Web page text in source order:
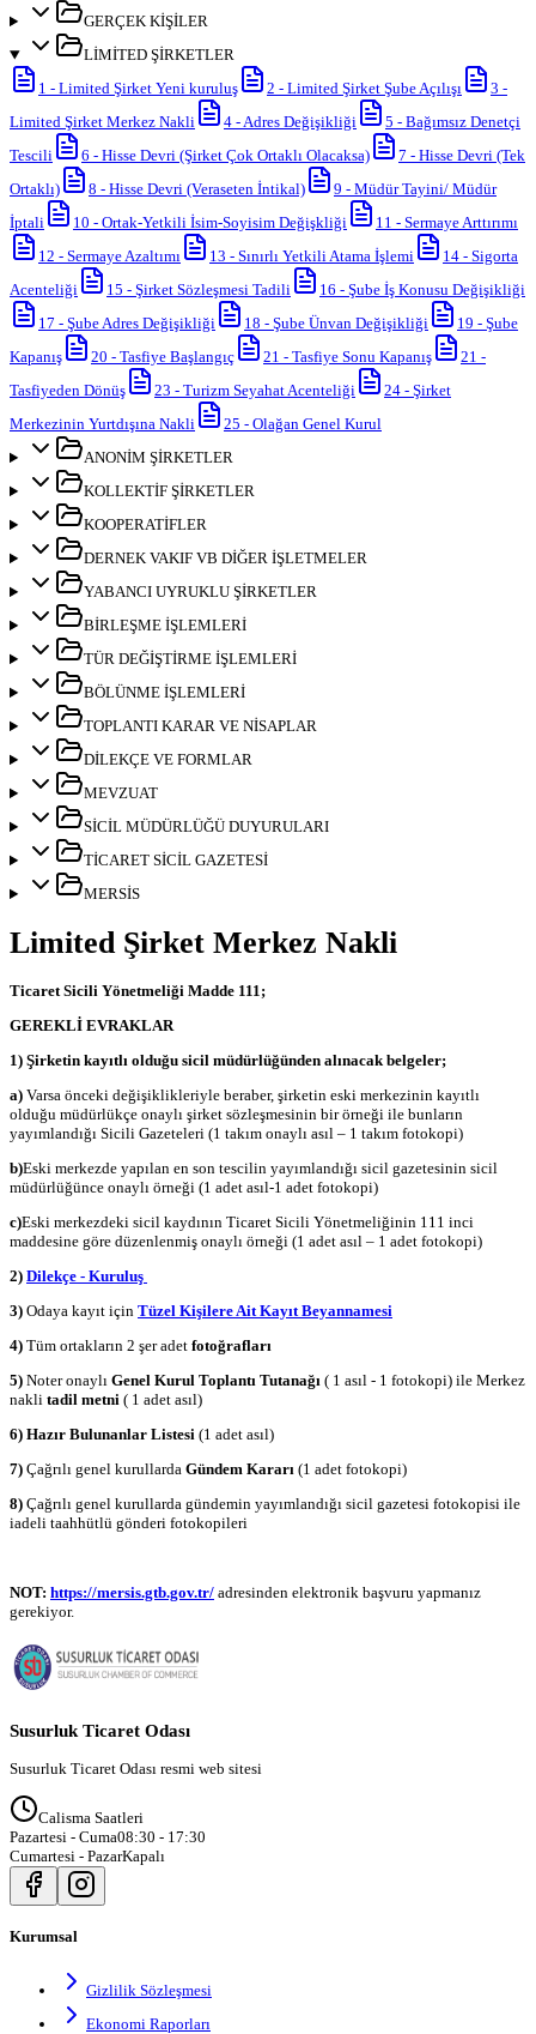
GERÇEK KİŞİLER
LİMİTED ŞİRKETLER
1 - Limited Şirket Yeni kuruluş 2 - Limited Şirket Şube Açılışı 3 -
Limited Şirket Merkez Nakli
4 -Adres Değişikliği 5 - Bağımsız Denetçi
Tescili
6 - Hisse Devri (Şirket Çok Ortaklı Olacaksa) 7 - Hisse Devri (Tek
Ortaklı)
8 - Hisse Devri (Veraseten İntikal) 9 - Müdür Tayini/ Müdür
İptali
10 - Ortak-Yetkili İsim-Soyisim Değişkliği 11 - Sermaye Arttırımı
12 - Sermaye Azaltımı 13 - Sınırlı Yetkili Atama İşlemi 14 - Sigorta
Acenteliği
15 - Şirket Sözleşmesi Tadili 16 - Şube İş Konusu Değişikliği
17 - Şube Adres Değişikliği 18 - Şube Ünvan Değişikliği 19 - Şube
Kapanış
20 - Tasfiye Başlangıç 21 - Tasfiye Sonu Kapanış 21 -
Tasfiyeden Dönüş
23 - Turizm Seyahat Acenteliği 24 - Şirket
Merkezinin Yurtdışına Nakli
25 - Olağan Genel Kurul
ANONİM ŞİRKETLER
KOLLEKTİF ŞİRKETLER
KOOPERATİFLER
DERNEK VAKIF VB DİĞER İŞLETMELER
YABANCI UYRUKLU ŞİRKETLER
BİRLEŞME İŞLEMLERİ
TÜR DEĞİŞTİRME İŞLEMLERİ
BÖLÜNME İŞLEMLERİ
TOPLANTI KARAR VE NİSAPLAR
DİLEKÇE VE FORMLAR
MEVZUAT
SİCİL MÜDÜRLÜĞÜ DUYURULARI
TİCARET SİCİL GAZETESİ
MERSİS
Limited Şirket Merkez Nakli
Ticaret Sicili Yönetmeliği Madde 111;
GEREKLİ EVRAKLAR
1) Şirketin kayıtlı olduğu sicil müdürlüğünden alınacak belgeler;
a) Varsa önceki değişiklikleriyle beraber, şirketin eski merkezinin kayıtlı
olduğu müdürlükçe onaylı şirket sözleşmesinin bir örneği ile bunların
yayımlandığı Sicili Gazeteleri (1 takım onaylı asıl – 1 takım fotokopi)
b)Eski merkezde yapılan en son tescilin yayımlandığı sicil gazetesinin sicil
müdürlüğünce onaylı örneği (1 adet asıl-1 adet fotokopi)
c)Eski merkezdeki sicil kaydının Ticaret Sicili Yönetmeliğinin 111 inci
maddesine göre düzenlenmiş onaylı örneği (1 adet asıl – 1 adet fotokopi)
2) Dilekçe - Kuruluş
3) Odaya kayıt için Tüzel Kişilere Ait Kayıt Beyannamesi
4) Tüm ortakların 2 şer adet fotoğrafları
5) Noter onaylı Genel Kurul Toplantı Tutanağı ( 1 asıl - 1 fotokopi) ile Merkez
nakli tadil metni ( 1 adet asıl)
6) Hazır Bulunanlar Listesi (1 adet asıl)
7) Çağrılı genel kurullarda Gündem Kararı (1 adet fotokopi)
8) Çağrılı genel kurullarda gündemin yayımlandığı sicil gazetesi fotokopisi ile
iadeli taahhütlü gönderi fotokopileri
NOT: https://mersis.gtb.gov.tr/ adresinden elektronik başvuru yapmanız
gerekiyor.
Susurluk Ticaret Odası
Susurluk Ticaret Odası resmi web sitesi
Calisma Saatleri
Pazartesi - Cuma08:30 - 17:30
Cumartesi - PazarKapalı
Kurumsal
Gizlilik Sözleşmesi
Ekonomi Raporları